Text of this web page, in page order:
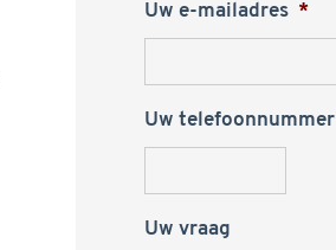
Uw e-mailadres *
Uw telefoonnummer
Uw vraag